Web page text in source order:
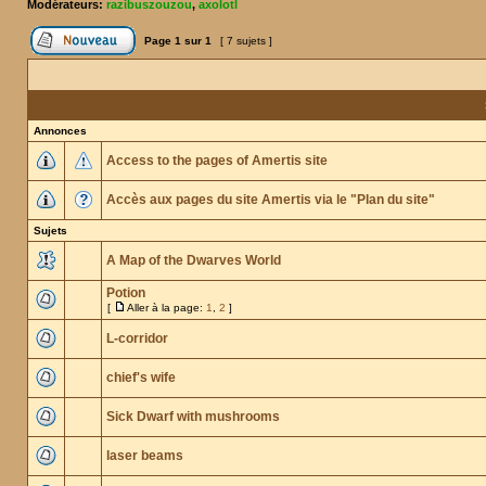
Modérateurs: razibuszouzou, axolotl
Page 1 sur 1 [ 7 sujets ]
Annonces
Access to the pages of Amertis site
Accès aux pages du site Amertis via le "Plan du site"
Sujets
A Map of the Dwarves World
Potion
[ Aller à la page: 1 2 ]
L-corridor
chief's wife
Sick Dwarf with mushrooms
laser beams